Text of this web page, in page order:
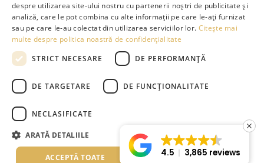
DELUXE DOUBLE
2020
@lagomandra_beach_hotels
4.5 3,865 reviews
GREEK
DUTCH
BULGARIAN
SERBIAN
despre utilizarea site-ului nostru cu partenerii noștri de publicitate și
analiză, care le pot combina cu alte informații pe care le-ați furnizat
sau pe care le-au colectat din utilizarea serviciilor lor. Citește mai
multe despre politica noastră de confidențialitate
STRICT NECESARE
DE PERFORMANȚĂ
DE TARGETARE DE FUNCŢIONALITATE
NECLASIFICATE
ARATĂ DETALIILE
ACCEPTĂ TOATE REFUZĂ TOT